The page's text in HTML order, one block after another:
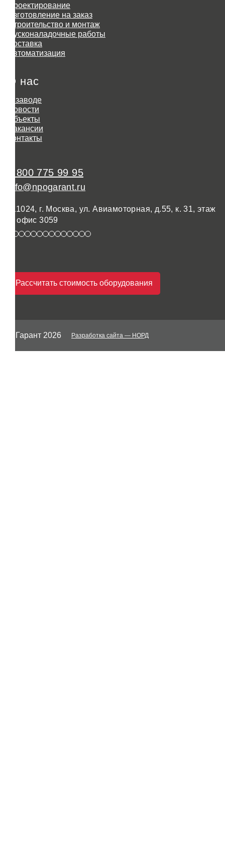
Проектирование
Изготовление на заказ
Строительство и монтаж
Пусконаладочные работы
Доставка
Автоматизация
О нас
О заводе
Новости
Объекты
Вакансии
Контакты
8 800 775 99 95
info@npogarant.ru
111024, г. Москва, ул. Авиамоторная, д.55, к. 31, этаж
3, офис 3059
Рассчитать стоимость оборудования
© Гарант 2026 Разработка сайта — НОРД